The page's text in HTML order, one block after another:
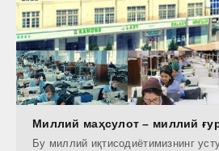
Миллий маҳсулот – миллий
Бу миллий иқтисодиётимизнинг